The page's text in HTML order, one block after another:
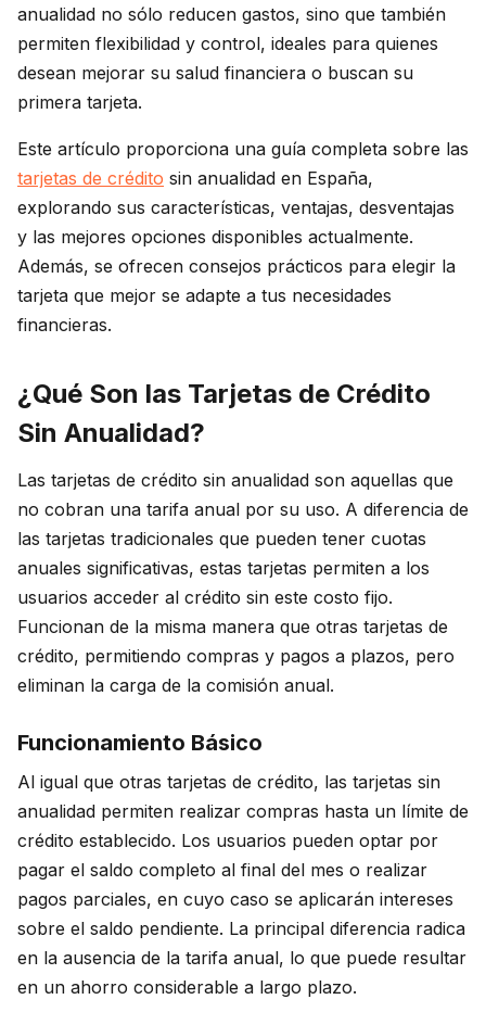
anualidad no sólo reducen gastos, sino que también
permiten flexibilidad y control, ideales para quienes
desean mejorar su salud financiera o buscan su
primera tarjeta.
Este artículo proporciona una guía completa sobre las
tarjetas de crédito sin anualidad en España,
explorando sus características, ventajas, desventajas
y las mejores opciones disponibles actualmente.
Además, se ofrecen consejos prácticos para elegir la
tarjeta que mejor se adapte a tus necesidades
financieras.
¿Qué Son las Tarjetas de Crédito
Sin Anualidad?
Las tarjetas de crédito sin anualidad son aquellas que
no cobran una tarifa anual por su uso. A diferencia de
las tarjetas tradicionales que pueden tener cuotas
anuales significativas, estas tarjetas permiten a los
usuarios acceder al crédito sin este costo fijo.
Funcionan de la misma manera que otras tarjetas de
crédito, permitiendo compras y pagos a plazos, pero
eliminan la carga de la comisión anual.
Funcionamiento Básico
Al igual que otras tarjetas de crédito, las tarjetas sin
anualidad permiten realizar compras hasta un límite de
crédito establecido. Los usuarios pueden optar por
pagar el saldo completo al final del mes o realizar
pagos parciales, en cuyo caso se aplicarán intereses
sobre el saldo pendiente. La principal diferencia radica
en la ausencia de la tarifa anual, lo que puede resultar
en un ahorro considerable a largo plazo.